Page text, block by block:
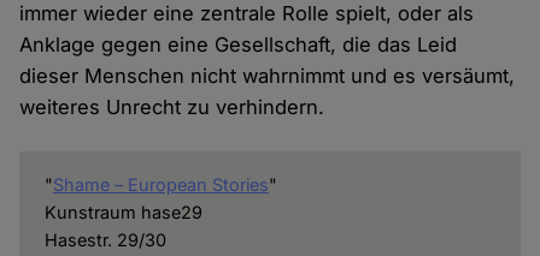
immer wieder eine zentrale Rolle spielt, oder als
Anklage gegen eine Gesellschaft, die das Leid
dieser Menschen nicht wahrnimmt und es versäumt,
weiteres Unrecht zu verhindern.
"Shame – European Stories"
Kunstraum hase29
Hasestr. 29/30